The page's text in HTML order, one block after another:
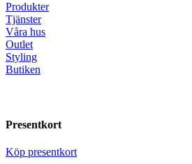
Produkter
Tjänster
Våra hus
Outlet
Styling
Butiken
Presentkort
Köp presentkort